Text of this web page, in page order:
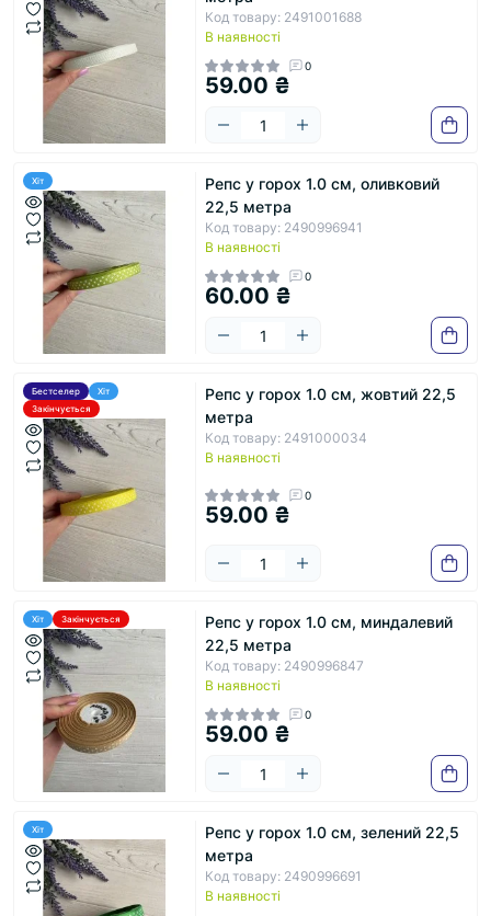
Код товару: 2491001688
В наявності
0
59.00 ₴
Хіт
Репс у горох 1.0 см, оливковий
22,5 метра
Код товару: 2490996941
В наявності
0
60.00 ₴
Бестселер
Хіт
Закінчується
Репс у горох 1.0 см, жовтий 22,5
метра
Код товару: 2491000034
В наявності
0
59.00 ₴
Хіт Закінчується
Репс у горох 1.0 см, миндалевий
22,5 метра
Код товару: 2490996847
В наявності
0
59.00 ₴
Хіт
Репс у горох 1.0 см, зелений 22,5
метра
Код товару: 2490996691
В наявності